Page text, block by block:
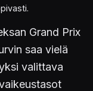
Grand Prix
saa vielä
valittava